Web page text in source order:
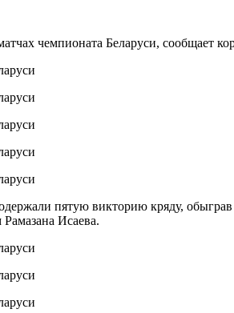
чемпионата Беларуси, сообщает
пятую викторию кряду,
Исаева.